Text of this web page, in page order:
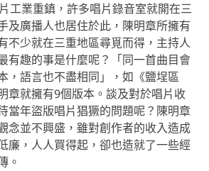
工業重鎮，許多唱片錄音室就開在三
及廣播人也居住於此，陳明章所擁有
不少就在三重地區尋覓而得，主持人
有趣的事是什麼呢？「同一首曲目會
，語言也不盡相同」，如《鹽埕區
章就擁有9個版本。談及對於唱片收
當年盜版唱片猖獗的問題呢？陳明章
念並不興盛，雖對創作者的收入造成
廉，人人買得起，卻也造就了一些經
。